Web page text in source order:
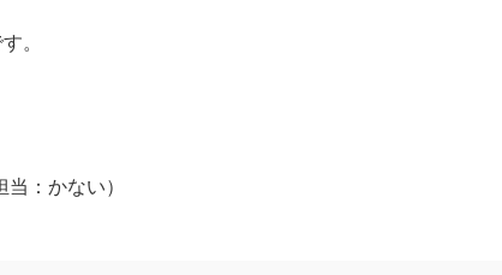
。
：かない）